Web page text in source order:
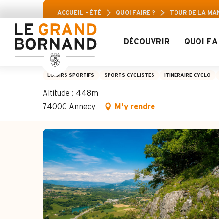
au
contenu
principal
Aravis : Jusqu’à 30% de réduction sur
DÉCOUVRIR QUOI
ACCUEIL – ÉTÉ QUOI FAIRE ? TOUR DE LA
Tour de la
LOISIRS SPORTIFS SPORTS CYCLISTES ITINÉRAIRE CYCLO
Altitude : 448m
74000 Annecy
M'y rendre